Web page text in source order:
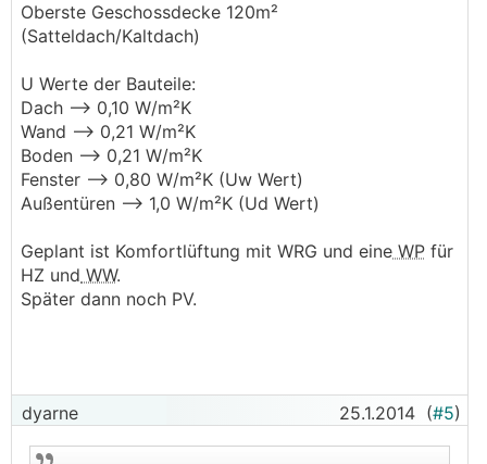
Oberste Geschossdecke 120m²
(Satteldach/Kaltdach)
U Werte der Bauteile:
Dach --> 0,10 W/m²K
Wand --> 0,21 W/m²K
Boden --> 0,21 W/m²K
Fenster --> 0,80 W/m²K (Uw Wert)
Außentüren --> 1,0 W/m²K (Ud Wert)
Geplant ist Komfortlüftung mit WRG und eine WP für
HZ und WW.
Später dann noch PV.
dyarne 25.1.2014 (#5)